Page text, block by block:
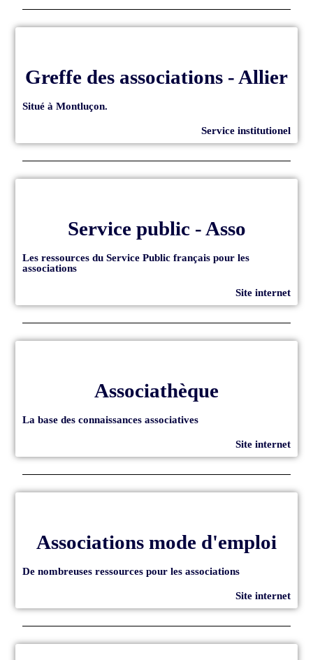
Greffe des associations - Allier
Situé à Montluçon.
Service institutionel
Service public - Asso
Les ressources du Service Public français pour les
associations
Site internet
Associathèque
La base des connaissances associatives
Site internet
Associations mode d'emploi
De nombreuses ressources pour les associations
Site internet